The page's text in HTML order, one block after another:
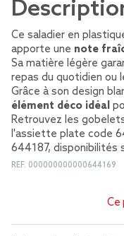
Ce saladier en
apporte une note
Sa matière légère
repas du quotidien ou
Grâce à son design
élément déco idéal
Retrouvez les
l'assiette plate code
644187, disponibilités
REF. 000000000000644169
Ce